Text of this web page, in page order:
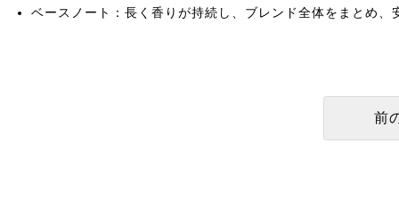
ベースノート：長く香りが持続し、ブレンド全体をまとめ、